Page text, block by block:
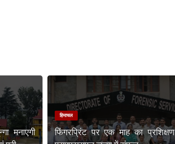
मनाएगी
हिमाचल
फिंगरप्रिंट पर एक माह का प्रशिक्षण